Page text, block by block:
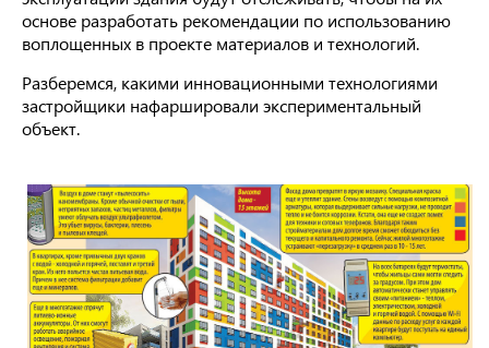
основе разработать рекомендации по использованию
воплощенных в проекте материалов и технологий.
Разберемся, какими инновационными технологиями
застройщики нафаршировали экспериментальный
объект.